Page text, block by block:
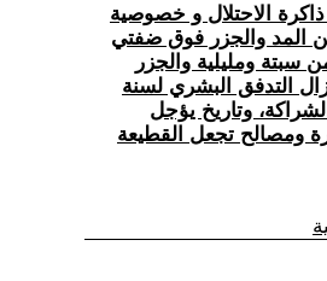
ذاكرة الاحتلال و خصوصية
المد والجزر فوق ضفتي
ومليلية والجزر
التدفق البشري لسنة
وتاريخ يؤجل
ومصالح تجعل القطيعة